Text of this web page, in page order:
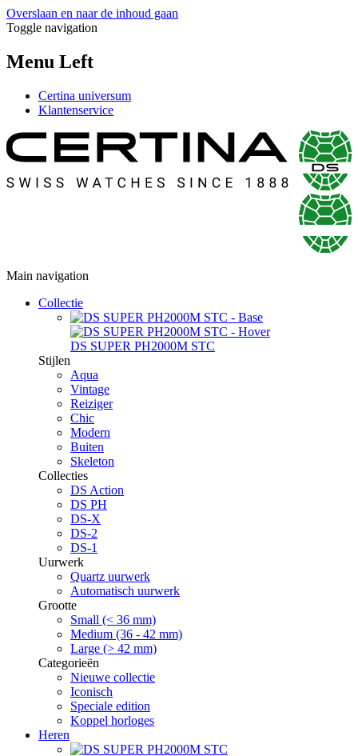
Overslaan en naar de inhoud gaan
Toggle navigation
Menu Left
Certina universum
Klantenservice
Main navigation
Collectie
DS SUPER PH2000M STC
Stijlen
Aqua
Vintage
Reiziger
Chic
Modern
Buiten
Skeleton
Collecties
DS Action
DS PH
DS-X
DS-2
DS-1
Uurwerk
Quartz uurwerk
Automatisch uurwerk
Grootte
Small (< 36 mm)
Medium (36 - 42 mm)
Large (> 42 mm)
Categorieën
Nieuwe collectie
Iconisch
Speciale edition
Koppel horloges
Heren